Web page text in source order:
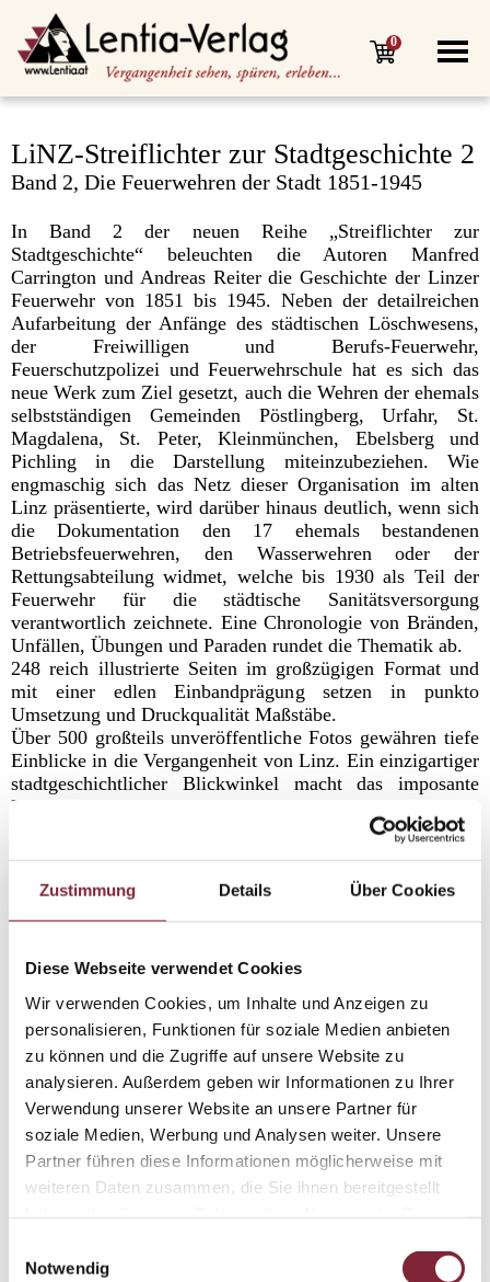
Zustimmung Details Über Cookies
Diese Webseite verwendet Cookies
Wir verwenden Cookies, um Inhalte und Anzeigen zu
personalisieren, Funktionen für soziale Medien anbieten
zu können und die Zugriffe auf unsere Website zu
analysieren. Außerdem geben wir Informationen zu Ihrer
Verwendung unserer Website an unsere Partner für
soziale Medien, Werbung und Analysen weiter. Unsere
Partner führen diese Informationen möglicherweise mit
weiteren Daten zusammen, die Sie ihnen bereitgestellt
Notwendig
0
LiNZ-Streiflichter zur Stadtgeschichte 2
Band 2, Die Feuerwehren der Stadt 1851-1945
In Band 2 der neuen Reihe „Streiflichter zur
Stadtgeschichte“ beleuchten die Autoren Manfred
Carrington und Andreas Reiter die Geschichte der Linzer
Feuerwehr von 1851 bis 1945. Neben der detailreichen
Aufarbeitung der Anfänge des städtischen Löschwesens,
der Freiwilligen und Berufs-Feuerwehr,
Feuerschutzpolizei und Feuerwehrschule hat es sich das
neue Werk zum Ziel gesetzt, auch die Wehren der ehemals
selbstständigen Gemeinden Pöstlingberg, Urfahr, St.
Magdalena, St. Peter, Kleinmünchen, Ebelsberg und
Pichling in die Darstellung miteinzubeziehen. Wie
engmaschig sich das Netz dieser Organisation im alten
Linz präsentierte, wird darüber hinaus deutlich, wenn sich
die Dokumentation den 17 ehemals bestandenen
Betriebsfeuerwehren, den Wasserwehren oder der
Rettungsabteilung widmet, welche bis 1930 als Teil der
Feuerwehr für die städtische Sanitätsversorgung
verantwortlich zeichnete. Eine Chronologie von Bränden,
Unfällen, Übungen und Paraden rundet die Thematik ab.
248 reich illustrierte Seiten im großzügigen Format und
mit einer edlen Einbandprägung setzen in punkto
Umsetzung und Druckqualität Maßstäbe.
Über 500 großteils unveröffentliche Fotos gewähren tiefe
Einblicke in die Vergangenheit von Linz. Ein einzigartiger
stadtgeschichtlicher Blickwinkel macht das imposante
Buch nicht nur für Feuerwehrhistoriker zum Erlebnis,
sondern wird auch jeden lokalgeschichtlich Interessierten
Index
ISBN 978-3-9502622-4-7
Hardcover, 28 x 24 cm, 248 Seiten,39,90 € (inkl. gesetzlicher MwSt.,